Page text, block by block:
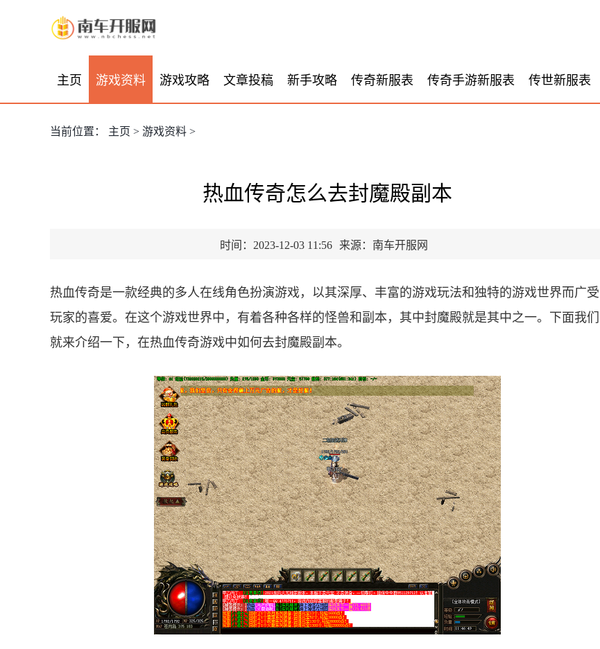
主页 游戏资料 游戏攻略 文章投稿 新手攻略 传奇新服表 传奇手游新服表 传世新服表
当前位置： 主页 > 游戏资料 >
热血传奇怎么去封魔殿副本
时间：2023-12-03 11:56 来源：南车开服网
热血传奇是一款经典的多人在线角色扮演游戏，以其深厚、丰富的游戏玩法和独特的游戏世界而广受
玩家的喜爱。在这个游戏世界中，有着各种各样的怪兽和副本，其中封魔殿就是其中之一。下面我们
就来介绍一下，在热血传奇游戏中如何去封魔殿副本。